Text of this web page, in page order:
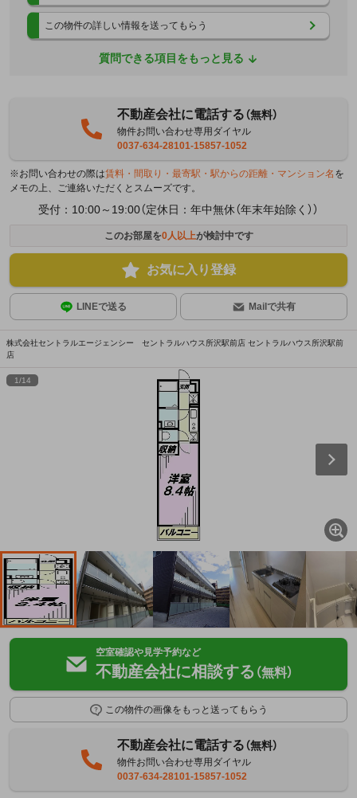
この物件の詳しい情報を送ってもらう
質問できる項目をもっと見る
不動産会社に電話する（無料）
物件お問い合わせ専用ダイヤル
0037-634-28101-15857-1052
※お問い合わせの際は賃料・間取り・最寄駅・駅からの距離・マンション名 を
メモの上、ご連絡いただくとスムーズです。
受付：10:00～19:00（定休日：年中無休（年末年始除く））
このお部屋を0人以上が検討中です
お気に入り登録
LINEで送る Mailで共有
株式会社セントラルエージェンシー セントラルハウス所沢駅前店 セントラルハウス所沢駅前
店
1/14
空室確認や見学予約など
不動産会社に相談する （無料）
この物件の画像をもっと送ってもらう
不動産会社に電話する（無料）
物件お問い合わせ専用ダイヤル
0037-634-28101-15857-1052